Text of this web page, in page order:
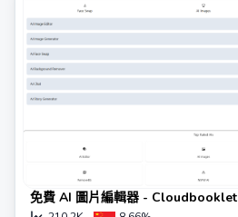
免費 AI 圖片編輯器 - Cloudbooklet